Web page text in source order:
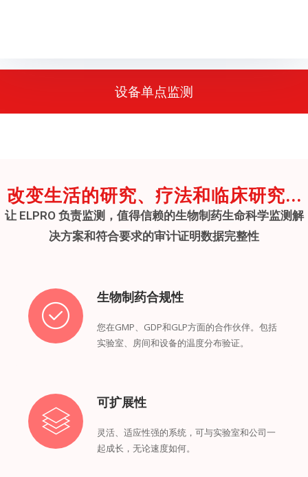
设备单点监测
改变生活的研究、疗法和临床研究...
让 ELPRO 负责监测，值得信赖的生物制药生命科学监测解
决方案和符合要求的审计证明数据完整性
生物制药合规性
您在GMP、GDP和GLP方面的合作伙伴。包括
实验室、房间和设备的温度分布验证。
可扩展性
灵活、适应性强的系统，可与实验室和公司一
起成长，无论速度如何。